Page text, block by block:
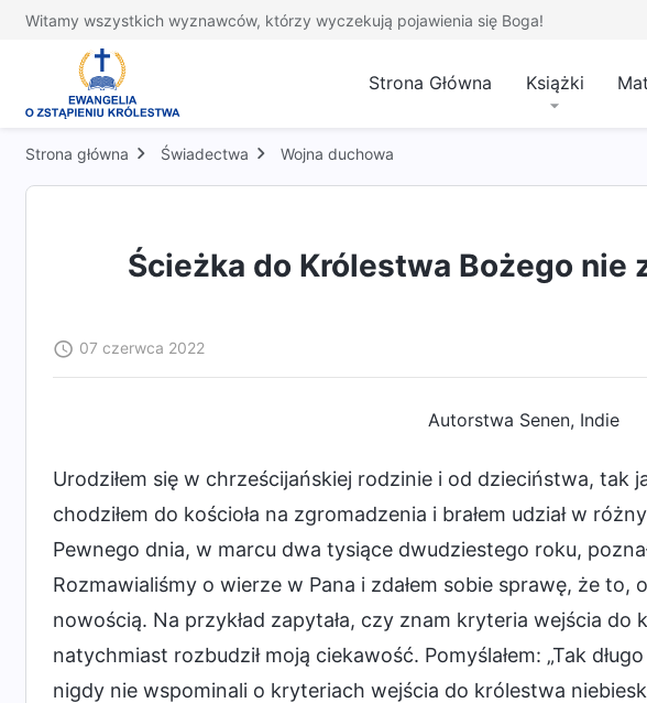
Witamy wszystkich wyznawców, którzy wyczekują pojawienia się Boga!
Strona Główna Książki
Strona główna Świadectwa Wojna duchowa
Ścieżka do Królestwa Bożego nie
07 czerwca 2022
Autorstwa Senen, Indie
Urodziłem się w chrześcijańskiej rodzinie i od dzieciństwa, tak
chodziłem do kościoła na zgromadzenia i brałem udział w
Pewnego dnia, w marcu dwa tysiące dwudziestego roku,
Rozmawialiśmy o wierze w Pana i zdałem sobie sprawę, że to,
nowością. Na przykład zapytała, czy znam kryteria wejścia
natychmiast rozbudził moją ciekawość. Pomyślałem: „Tak
nigdy nie wspominali o kryteriach wejścia do królestwa